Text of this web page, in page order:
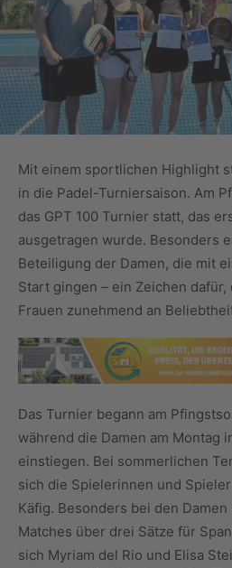
Mit einem sportlichen Highlight
in die Padel-Turniersaison. Am
das GPT 100 Turnier statt, das
ausgetragen wurde. Besonders
Beteiligung der Damen, die mit
Start gingen – ein Zeichen dafür,
Frauen zunehmend an
Das Turnier begann am
während die Damen am Montag
einstiegen. Bei sommerlichen
sich die Spielerinnen und
Käfig. Besonders bei den
Matches über drei Sätze für
sich Myriam del Rio und Elisa